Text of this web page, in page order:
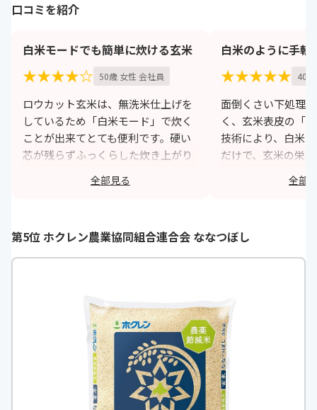
口コミを紹介
白米モードでも簡単に炊ける玄米
★★★★☆ 50歳 女性 会社員
ロウカット玄米は、無洗米仕上げを
しているため「白米モード」で炊く
ことが出来てとても便利です。硬い
芯が残らずふっくらした炊き上がり
でくせもありません。白米と混ぜて
もロウカット玄米だけで炊いても美
https://monita.online
全部見る
白米のように手軽
★★★★★ 40
面倒くさい下処理
く、玄米表皮の「
技術により、白米
だけで、玄米の栄
カ臭さもなく、香
米が手軽に食べら
全部
第5位 ホクレン農業協同組合連合会 ななつぼし